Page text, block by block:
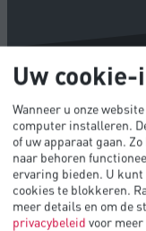
We zijn er om
verkoop- en
We zijn er om u te
Velden met een sterretje
E-mailadres*
Uw
Wanneer u onze
computer installeren.
of uw apparaat gaan.
naar behoren
ervaring bieden. U kunt
cookies te blokkeren.
meer details en om de
privacybeleid voor